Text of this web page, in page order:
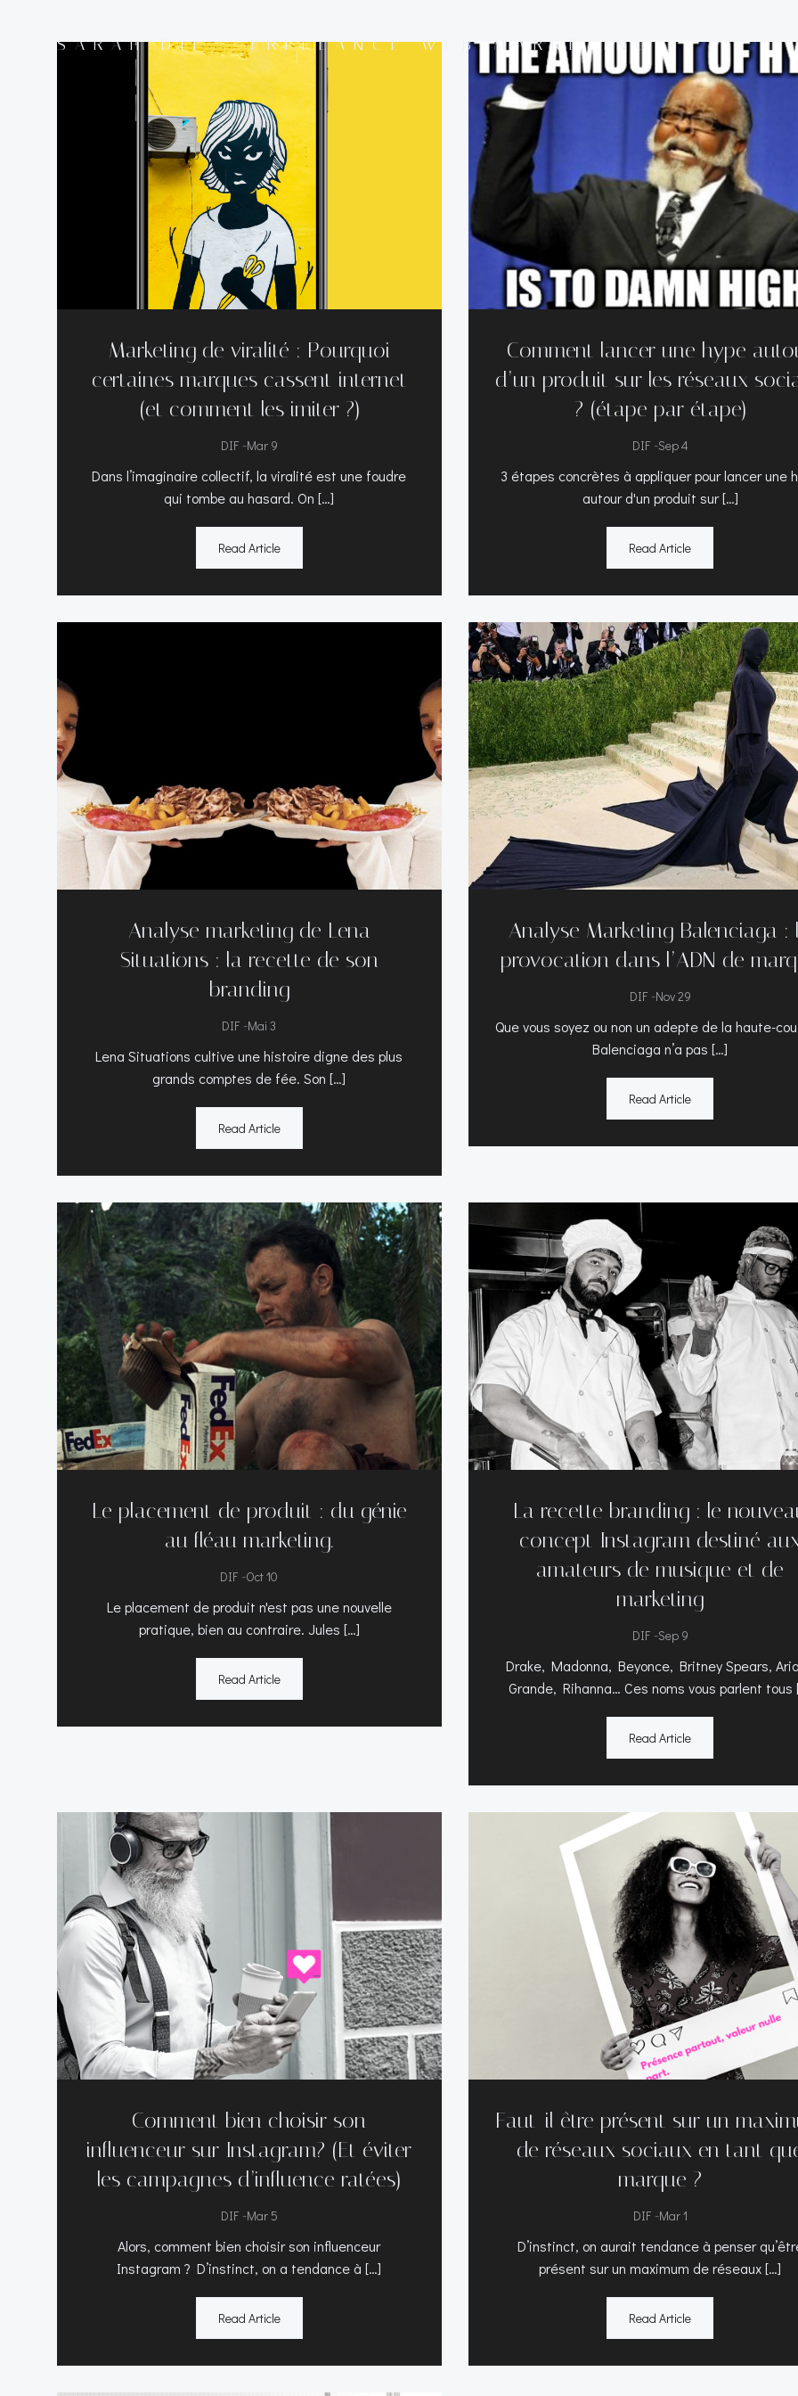
SARAH DIF - FREELANCE WEB MARKETING
Marketing de viralité : Pourquoi
certaines marques cassent internet
(et comment les imiter ?)
DIF -Mar 9
Dans l’imaginaire collectif, la viralité est une foudre
qui tombe au hasard. On […]
Read Article
Comment lancer une hype
d’un produit sur les réseaux
? (étape par étape)
DIF -Sep 4
3 étapes concrètes à appliquer pour lancer une
autour d'un produit sur […]
Read Article
Analyse marketing de Lena
Situations : la recette de son
branding
DIF -Mai 3
Lena Situations cultive une histoire digne des plus
grands comptes de fée. Son […]
Read Article
Analyse Marketing Balenciaga :
provocation dans l’ADN de
DIF -Nov 29
Que vous soyez ou non un adepte de la haute-
Balenciaga n’a pas […]
Read Article
Le placement de produit : du génie
au fléau marketing.
DIF -Oct 10
Le placement de produit n'est pas une nouvelle
pratique, bien au contraire. Jules […]
Read Article
La recette branding : le
concept Instagram destiné
amateurs de musique et de
marketing
DIF -Sep 9
Drake, Madonna, Beyonce, Britney Spears,
Grande, Rihanna… Ces noms vous parlent tous
Read Article
Comment bien choisir son
influenceur sur Instagram? (Et éviter
les campagnes d’influence ratées)
DIF -Mar 5
Alors, comment bien choisir son influenceur
Instagram ? D’instinct, on a tendance à […]
Read Article
Faut-il être présent sur un
de réseaux sociaux en tant
marque ?
DIF -Mar 1
D’instinct, on aurait tendance à penser
présent sur un maximum de réseaux […]
Read Article